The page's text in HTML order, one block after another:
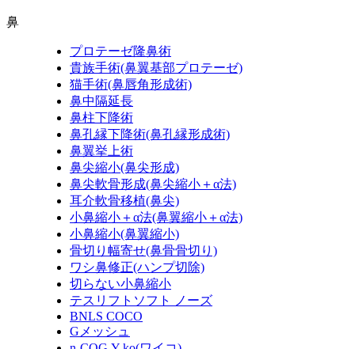
鼻
プロテーゼ隆鼻術
貴族手術(鼻翼基部プロテーゼ)
猫手術(鼻唇角形成術)
鼻中隔延長
鼻柱下降術
鼻孔縁下降術(鼻孔縁形成術)
鼻翼挙上術
鼻尖縮小(鼻尖形成)
鼻尖軟骨形成(鼻尖縮小＋α法)
耳介軟骨移植(鼻尖)
小鼻縮小＋α法(鼻翼縮小＋α法)
小鼻縮小(鼻翼縮小)
骨切り幅寄せ(鼻骨骨切り)
ワシ鼻修正(ハンプ切除)
切らない小鼻縮小
テスリフトソフト ノーズ
BNLS COCO
Gメッシュ